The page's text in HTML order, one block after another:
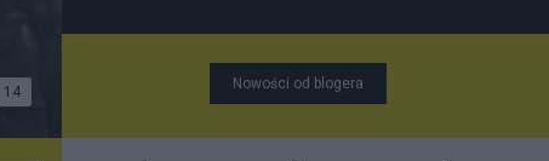
14 Nowości od blogera